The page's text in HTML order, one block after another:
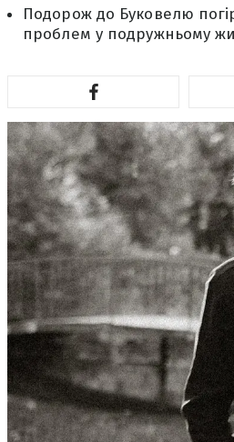
Подорож до Буковелю
проблем у подружньому